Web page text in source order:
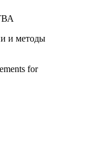
и методы
for